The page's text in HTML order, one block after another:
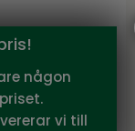
någon
vi till